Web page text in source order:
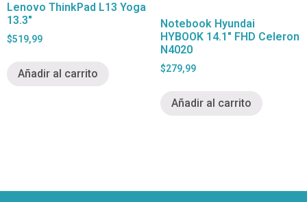
Lenovo ThinkPad L13 Yoga
13.3″
$519,99
Añadir al carrito
Notebook Hyundai
HYBOOK 14.1″ FHD Celeron
N4020
$279,99
Añadir al carrito